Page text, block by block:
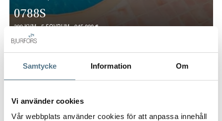
Samtycke Information Om
Vi använder cookies
Vår webbplats använder cookies för att anpassa innehåll
0788S
299 KVM 5 SOVRUM 945 000 €